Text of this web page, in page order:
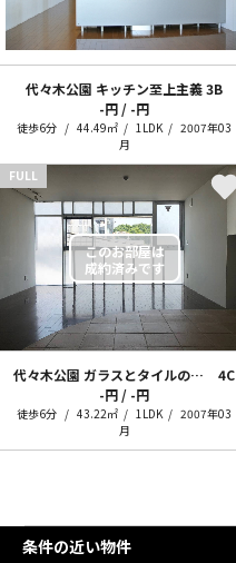
代々木公園 キッチン至上主義3B
-円 / -円
徒歩6分 44.49㎡ 1LDK
2007年03
月
FULL
代々木公園 ガラスとタイルのワンルーム
4C
-円 / -円
徒歩6分 43.22㎡ 1LDK
2007年03
月
条件の近い物件